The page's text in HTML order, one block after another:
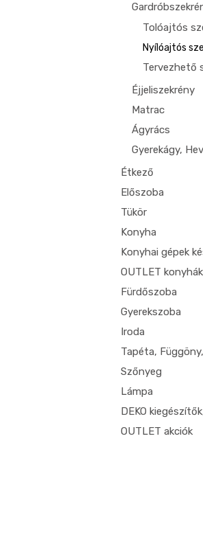
Tolóajtós
Nyílóajtós
Tervezhető
Éjjeliszekrény
Matrac
Ágyrács
Gyerekágy,
Étkező
Előszoba
Tükör
Konyha
Konyhai gépek
OUTLET konyhák
Fürdőszoba
Gyerekszoba
Iroda
Tapéta,
Szőnyeg
Lámpa
DEKO
OUTLET akciók